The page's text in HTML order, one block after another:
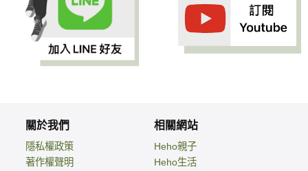
關於我們
隱私權政策
著作權聲明
相關網站
Heho親子
Heho生活